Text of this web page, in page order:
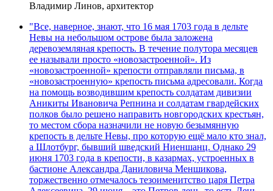
Владимир Линов, архитектор
"Все, наверное, знают, что 16 мая 1703 года в дельте
Невы на небольшом острове была заложена
деревоземляная крепость. В течение полутора месяцев
ее называли просто «новозастроенной». Из
«новозастроенной» крепости отправляли письма, в
«новозастроенную» крепость письма адресовали. Когда
на помощь возводившим крепость солдатам дивизии
Аникиты Ивановича Репнина и солдатам гвардейских
полков было решено направить новгородских крестьян,
то местом сбора назначили не новую безымянную
крепость в дельте Невы, про которую ещё мало кто знал,
а Шлотбург, бывший шведский Ниеншанц. Однако 29
июня 1703 года в крепости, в казармах, устроенных в
бастионе Александра Даниловича Меншикова,
торжественно отмечалось тезоименитство царя Петра